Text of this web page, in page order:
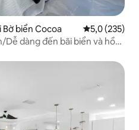
biển Cocoa Xếp hạng
5,0 (235)
dàng đến bãi biển và hồ